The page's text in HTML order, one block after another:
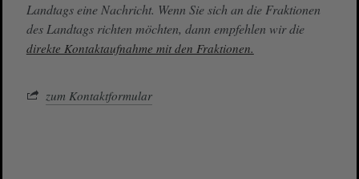
Landtags eine Nachricht. Wenn Sie sich an die Fraktionen
des Landtags richten möchten, dann empfehlen wir die
direkte Kontaktaufnahme mit den Fraktionen.
zum Kontaktformular